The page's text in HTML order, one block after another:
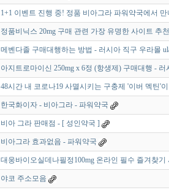
1+1 이벤트 진행 중! 정품 비아그라 파워약국에서
정품비닉스 20mg 구매 관련 가장 유명한 사이트 추
메벤다졸 구매대행하는 방법 - 러시아 직구 우라몰
아지트로마이신 250mg x 6정 (항생제) 구매대행 -
48시간 내 코로나19 사멸시키는 구충제 '이버 멕틴'
한국화이자 - 비아그라 - 파워약국
비아 그라 판매점 - [ 성인약국 ]
비아그라 효과없음 - 파워약국
대웅바이오실데나필정100mg 온라인 필수 즐겨찾
야코 주소모음